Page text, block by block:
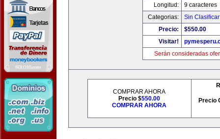
Longitud:
9 caracteres
Categorias:
Sin Clasificar
Precio:
$550.00
Visitar!
Serán consideradas
COMPRAR AHORA
Precio $550.00
COMPRAR AHORA
Precio